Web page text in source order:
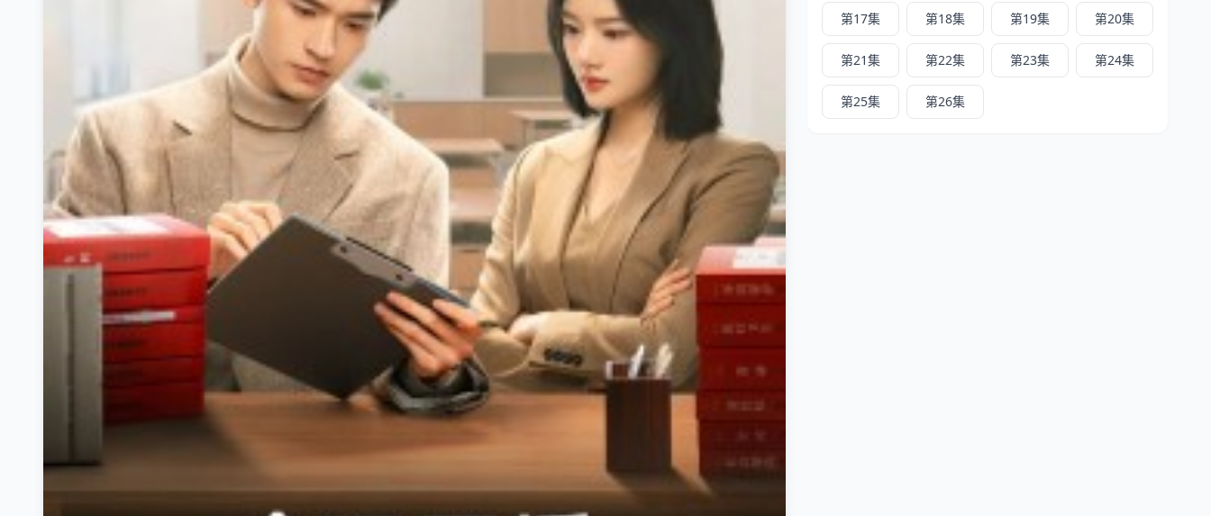
第17集 第18集 第19集 第20集
第21集 第22集 第23集 第24集
第25集 第26集